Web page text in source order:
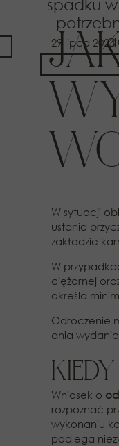
spadku
W sytuacji
ustania
zakładzie
W
ciężarnej
określa
Odroczenie
dnia
Wniosek o
rozpoznać
wykonaniu
podlega
29 lipca 2024